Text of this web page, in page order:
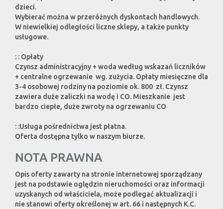
dzieci.
Wybierać można w przeróżnych dyskontach handlowych.
W niewielkiej odległości liczne sklepy, a także punkty
usługowe.
: : Opłaty
Czynsz administracyjny + woda według wskazań liczników
+ centralne ogrzewanie wg. zużycia. Opłaty miesięczne dla
3-4 osobowej rodziny na poziomie ok. 800 zł. Czynsz
zawiera duże zaliczki na wodę i CO. Mieszkanie jest
bardzo ciepłe, duże zwroty na ogrzewaniu CO
: :Usługa pośrednictwa jest płatna.
Oferta dostępna tylko w naszym biurze.
NOTA PRAWNA
Opis oferty zawarty na stronie internetowej sporządzany
jest na podstawie oględzin nieruchomości oraz informacji
uzyskanych od właściciela, może podlegać aktualizacji i
nie stanowi oferty określonej w art. 66 i następnych K.C.